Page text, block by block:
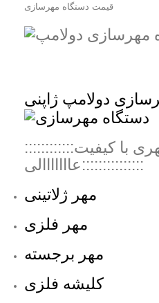
قیمت دستگاه مهرسازی
::::::::::::تولید و ساخت هر مهری با کیفیت
عااااااالی:::::::::::::::
مهر ژلاتینی
مهر فلزی
مهر برجسته
کلیشه فلزی